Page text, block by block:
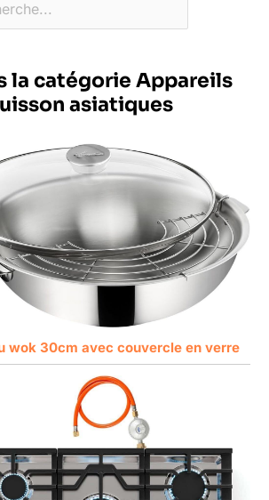
la catégorie Appareils
asiatiques
wok 30cm avec couvercle en verre